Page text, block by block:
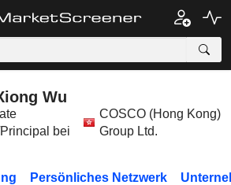
Wu
bei
COSCO (Hong Kong)
Group Ltd.
Persönliches Netzwerk